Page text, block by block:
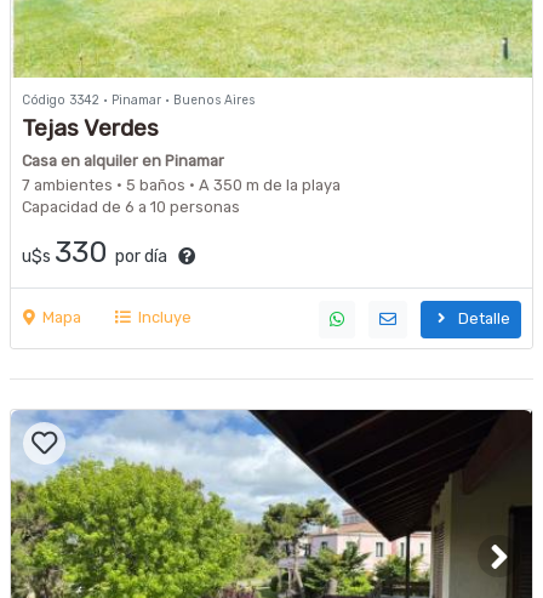
Código 3342 · Pinamar · Buenos Aires
Tejas Verdes
Casa en alquiler en Pinamar
7 ambientes · 5 baños · A 350 m de la playa
Capacidad de 6 a 10 personas
u$s 330 por día
Mapa Incluye Detalle